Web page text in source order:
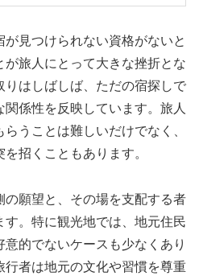
見つけられない資格がないと
旅人にとって大きな挫折とな
りはしばしば、ただの宿探しで
係性を反映しています。旅人
うことは難しいだけでなく、
招くこともあります。
の願望と、その場を支配する者
。特に観光地では、地元住民
的でないケースも少なくあり
行者は地元の文化や習慣を尊重